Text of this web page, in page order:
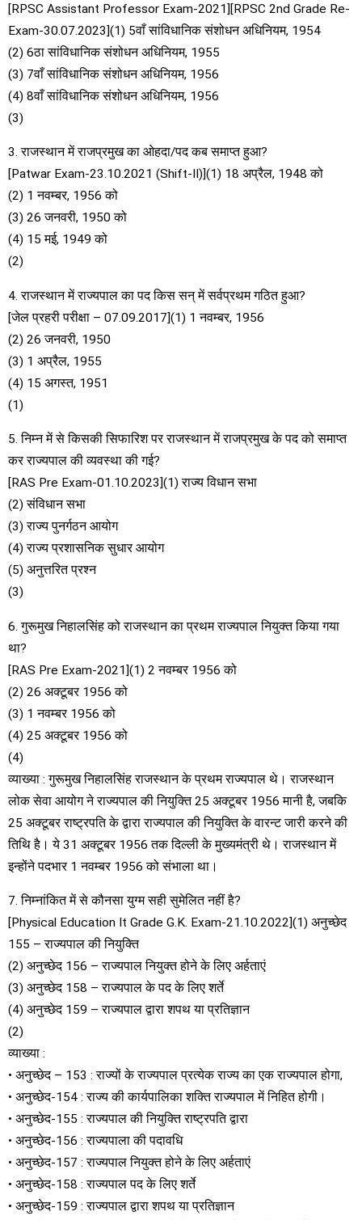
[RPSC Assistant Professor Exam-2021][RPSC 2nd Grade Re-
Exam-30.07.2023](1) 5वाँ सांविधानिक संशोधन अधिनियम, 1954
(2) 6ठा सांविधानिक संशोधन अधिनियम, 1955
(3) 7वाँ सांविधानिक संशोधन अधिनियम, 1956
(4) 8वाँ सांविधानिक संशोधन अधिनियम, 1956
(3)
3. राजस्थान में राजप्रमुख का ओहदा/पद कब समाप्त हुआ?
[Patwar Exam-23.10.2021 (Shift-II)](1) 18 अप्रैल, 1948 को
(2) 1 नवम्बर, 1956 को
(3) 26 जनवरी, 1950 को
(4) 15 मई, 1949 को
(2)
4. राजस्थान में राज्यपाल का पद किस सन् में सर्वप्रथम गठित हुआ?
[जेल प्रहरी परीक्षा – 07.09.2017](1) 1 नवम्बर, 1956
(2) 26 जनवरी, 1950
(3) 1 अप्रैल, 1955
(4) 15 अगस्त, 1951
(1)
5. निम्न में से किसकी सिफारिश पर राजस्थान में राजप्रमुख के पद को समाप्त
कर राज्यपाल की व्यवस्था की गई?
[RAS Pre Exam-01.10.2023](1) राज्य विधान सभा
(2) संविधान सभा
(3) राज्य पुनर्गठन आयोग
(4) राज्य प्रशासनिक सुधार आयोग
(5) अनुत्तरित प्रश्न
(3)
6. गुरूमुख निहालसिंह को राजस्थान का प्रथम राज्यपाल नियुक्त किया गया
था?
[RAS Pre Exam-2021](1) 2 नवम्बर 1956 को
(2) 26 अक्टूबर 1956 को
(3) 1 नवम्बर 1956 को
(4) 25 अक्टूबर 1956 को
(4)
व्याख्या : गुरूमुख निहालसिंह राजस्थान के प्रथम राज्यपाल थे। राजस्थान
लोक सेवा आयोग ने राज्यपाल की नियुक्ति 25 अक्टूबर 1956 मानी है, जबकि
25 अक्टूबर राष्ट्रपति के द्वारा राज्यपाल की नियुक्ति के वारन्ट जारी करने की
तिथि है। ये 31 अक्टूबर 1956 तक दिल्ली के मुख्यमंत्री थे। राजस्थान में
इन्होंने पदभार 1 नवम्बर 1956 को संभाला था।
7. निम्नांकित में से कौनसा युग्म सही सुमेलित नहीं है?
[Physical Education It Grade G.K. Exam-21.10.2022](1) अनुच्छेद
155 – राज्यपाल की नियुक्ति
(2) अनुच्छेद 156 – राज्यपाल नियुक्त होने के लिए अर्हताएं
(3) अनुच्छेद 158 – राज्यपाल के पद के लिए शर्ते
(4) अनुच्छेद 159 – राज्यपाल द्वारा शपथ या प्रतिज्ञान
(2)
व्याख्या :
• अनुच्छेद – 153 : राज्यों के राज्यपाल प्रत्येक राज्य का एक राज्यपाल होगा,
• अनुच्छेद-154 : राज्य की कार्यपालिका शक्ति राज्यपाल में निहित होगी।
• अनुच्छेद-155 : राज्यपाल की नियुक्ति राष्ट्रपति द्वारा
• अनुच्छेद-156 : राज्यपाला की पदावधि
• अनुच्छेद-157 : राज्यपाल नियुक्त होने के लिए अर्हताएं
• अनुच्छेद-158 : राज्यपाल पद के लिए शर्ते
• अनुच्छेद-159 : राज्यपाल द्वारा शपथ या प्रतिज्ञान